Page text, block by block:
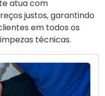
atua com
justos, garantindo
em todos os
técnicas.